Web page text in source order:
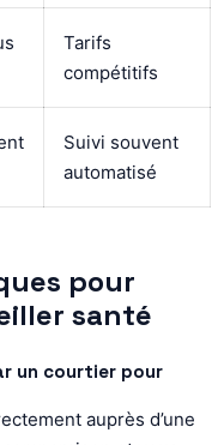
Tarifs
compétitifs
Suivi souvent
automatisé
pour
santé
un courtier pour
auprès d’une